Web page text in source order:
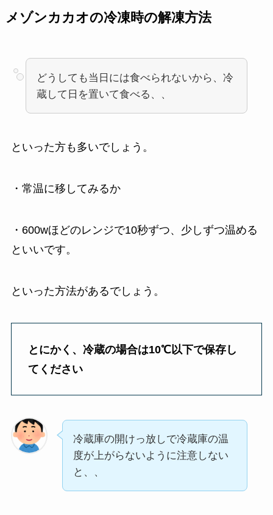
メゾンカカオの冷凍時の解凍方法
どうしても当日には食べられないから、冷
蔵して日を置いて食べる、、
といった方も多いでしょう。
・常温に移してみるか
・600wほどのレンジで10秒ずつ、少しずつ温める
といいです。
といった方法があるでしょう。
とにかく、冷蔵の場合は10℃以下で保存し
てください
冷蔵庫の開けっ放しで冷蔵庫の温
度が上がらないように注意しない
と、、